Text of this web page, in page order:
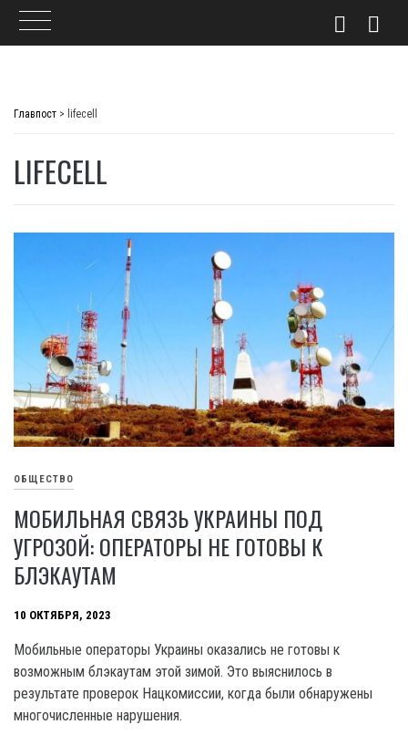
Главпост > lifecell
LIFECELL
ОБЩЕСТВО
МОБИЛЬНАЯ СВЯЗЬ УКРАИНЫ ПОД
УГРОЗОЙ: ОПЕРАТОРЫ НЕ ГОТОВЫ К
БЛЭКАУТАМ
10 ОКТЯБРЯ, 2023
Мобильные операторы Украины оказались не готовы к
возможным блэкаутам этой зимой. Это выяснилось в
результате проверок Нацкомиссии, когда были обнаружены
многочисленные нарушения.